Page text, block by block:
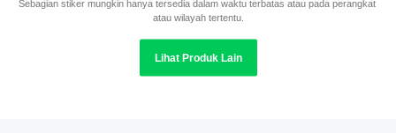
Sebagian stiker mungkin hanya tersedia dalam waktu terbatas atau pada perangkat
atau wilayah tertentu.
Lihat Produk Lain